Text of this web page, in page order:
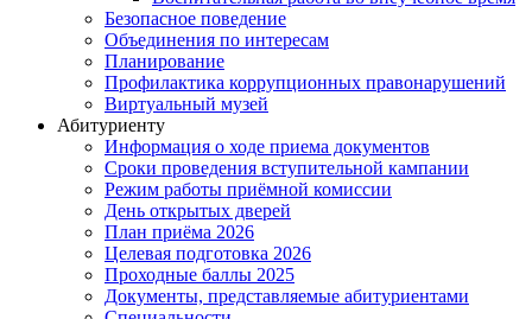
Безопасное поведение
Объединения по интересам
Планирование
Профилактика коррупционных правонарушений
Виртуальный музей
Абитуриенту
Информация о ходе приема документов
Сроки проведения вступительной кампании
Режим работы приёмной комиссии
День открытых дверей
План приёма 2026
Целевая подготовка 2026
Проходные баллы 2025
Документы, представляемые абитуриентами